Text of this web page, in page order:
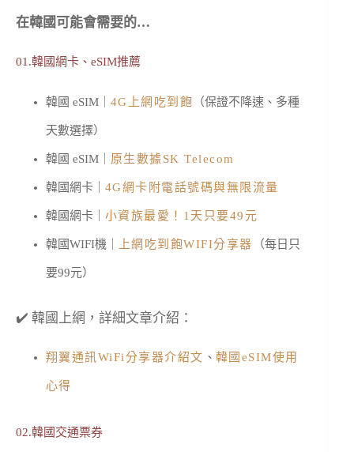
在韓國可能會需要的…
01.韓國網卡、eSIM推薦
韓國 eSIM｜ 4G上網吃到飽 （保證不降速、多種
天數選擇）
韓國 eSIM｜ 原生數據SK Telecom
韓國網卡｜ 4G網卡附電話號碼與無限流量
韓國網卡｜ 小資族最愛！1天只要49元
韓國WIFI機｜ 上網吃到飽WIFI分享器 （每日只
要99元）
✔️ 韓國上網，詳細文章介紹：
翔翼通訊WiFi分享器介紹文 、 韓國eSIM使用
心得
02.韓國交通票券